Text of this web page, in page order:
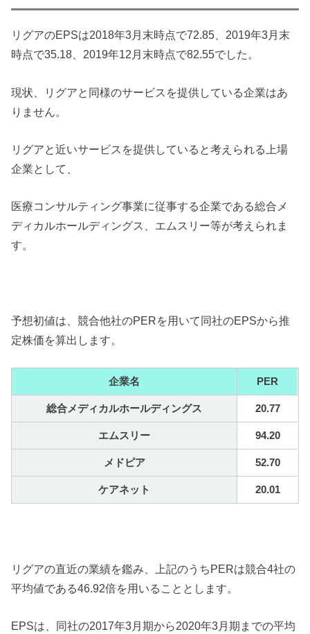
リグアのEPSは2018年3月末時点で72.85、2019年3月末
時点で35.18、2019年12月末時点で82.55でした。
現状、リグアと同様のサービスを提供している企業はあ
りません。
リグアと近いサービスを提供していると考えられる上場
企業として、
医療コンサルティング事業に従事する企業である総合メ
ディカルホールディングス、エムスリー等が考えられま
す。
予想初値は、競合他社のPERを用いて同社のEPSから推
定株価を算出します。
企業名 PER
総合メディカルホールディングス 20.77
エムスリー 94.20
メドピア 52.70
ケアネット 20.01
リグアの直近の業績を鑑み、上記のうちPERは競合4社の
平均値である46.92倍を用いることとします。
EPSは、同社の2017年3月期から2020年3月期までの平均